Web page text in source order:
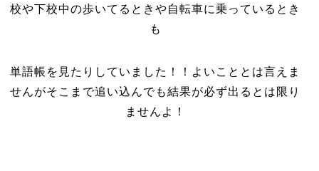
校や下校中の歩いてるときや自転車に乗っているとき
も
単語帳を見たりしていました！！よいこととは言えま
せんがそこまで追い込んでも結果が必ず出るとは限り
ませんよ！